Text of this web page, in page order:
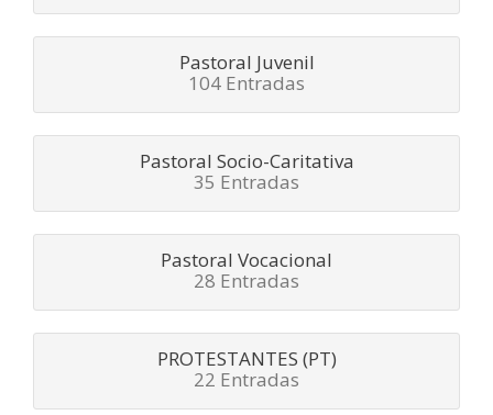
Pastoral Juvenil
104 Entradas
Pastoral Socio-Caritativa
35 Entradas
Pastoral Vocacional
28 Entradas
PROTESTANTES (PT)
22 Entradas